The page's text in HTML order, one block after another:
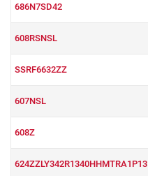
686N7SD42
608RSNSL
SSRF6632ZZ
607NSL
608Z
624ZZLY342R1340HHMTRA1P13